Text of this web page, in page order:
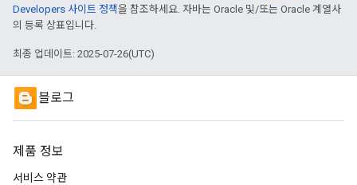
Developers 사이트 정책을 참조하세요. 자바는 Oracle 및/또는 Oracle 계열사
의 등록 상표입니다.
최종 업데이트: 2025-07-26(UTC)
블로그
제품 정보
서비스 약관